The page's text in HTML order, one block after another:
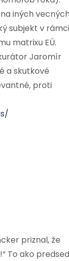
iných
subjekt v rámci
matrixu EÚ.
Jaromír
a skutkové
proti
priznal, že
To ako